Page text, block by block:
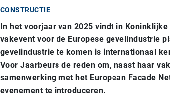
CONSTRUCTIE
In het voorjaar van 2025 vindt in
vakevent voor de Europese gevelindustrie
gevelindustrie te komen is internationaal
Voor Jaarbeurs de reden om, naast haar
samenwerking met het European Facade
evenement te introduceren.